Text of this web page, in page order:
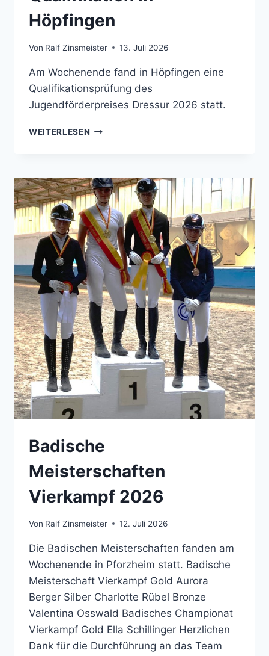
Höpfingen
Von Ralf Zinsmeister 13. Juli 2026
Am Wochenende fand in Höpfingen eine
Qualifikationsprüfung des
Jugendförderpreises Dressur 2026 statt.
WEITERLESEN JUGENDFÖRDERPREIS
Badische
Meisterschaften
Vierkampf 2026
Von Ralf Zinsmeister 12. Juli 2026
Die Badischen Meisterschaften fanden am
Wochenende in Pforzheim statt. Badische
Meisterschaft Vierkampf Gold Aurora
Berger Silber Charlotte Rübel Bronze
Valentina Osswald Badisches Championat
Vierkampf Gold Ella Schillinger Herzlichen
Dank für die Durchführung an das Team